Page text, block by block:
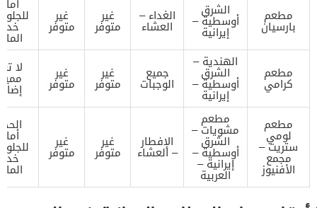
مطعم
بارسيان
الشرق
أوسطية –
إيرانية
الغداء –
العشاء
غير
متوفر
غير
متوفر
مطعم
كرامي
الهندية –
الشرق
أوسطية –
إيرانية
جميع
الوجبات
غير
متوفر
غير
متوفر
لا
مطعم
لومي
ستريت –
مجمع
الأفنيوز
مطعم
مشويات –
الشرق
أوسطية –
إيرانية –
العربية
الإفطار
– العشاء
غير
متوفر
غير
متوفر